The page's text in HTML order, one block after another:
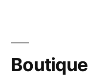
Boutique